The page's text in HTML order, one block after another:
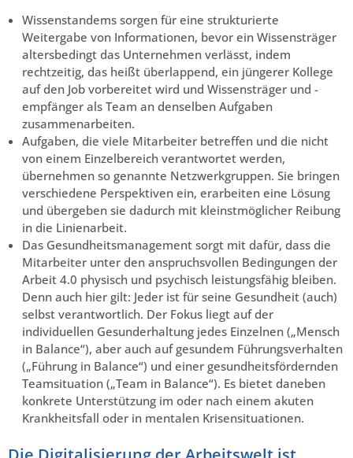
Wissenstandems sorgen für eine strukturierte
Weitergabe von Informationen, bevor ein Wissensträger
altersbedingt das Unternehmen verlässt, indem
rechtzeitig, das heißt überlappend, ein jüngerer Kollege
auf den Job vorbereitet wird und Wissensträger und -
empfänger als Team an denselben Aufgaben
zusammenarbeiten.
Aufgaben, die viele Mitarbeiter betreffen und die nicht
von einem Einzelbereich verant­wortet werden,
übernehmen so genannte Netzwerkgruppen. Sie bringen
verschiedene Perspektiven ein, erarbeiten eine Lösung
und übergeben sie dadurch mit kleinstmöglicher Reibung
in die Linienarbeit.
Das Gesundheitsmanagement sorgt mit dafür, dass die
Mitarbeiter unter den anspruchs­vollen Bedingungen der
Arbeit 4.0 physisch und psychisch leistungs­fähig bleiben.
Denn auch hier gilt: Jeder ist für seine Gesundheit (auch)
selbst verantwortlich. Der Fokus liegt auf der
individuellen Gesunderhaltung jedes Einzelnen („Mensch
in Balance“), aber auch auf gesundem Führungsverhalten
(„Führung in Balance“) und einer gesundheits­fördernden
Teamsituation („Team in Balance“). Es bietet daneben
konkrete Unterstützung im oder nach einem akuten
Krankheitsfall oder in mentalen Krisensituationen.